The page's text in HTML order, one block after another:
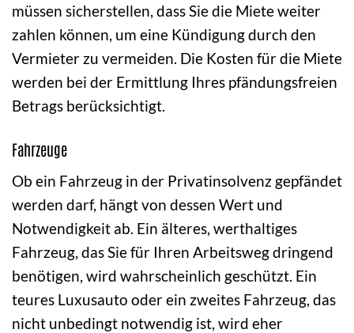
müssen sicherstellen, dass Sie die Miete weiter
zahlen können, um eine Kündigung durch den
Vermieter zu vermeiden. Die Kosten für die Miete
werden bei der Ermittlung Ihres pfändungsfreien
Betrags berücksichtigt.
Fahrzeuge
Ob ein Fahrzeug in der Privatinsolvenz gepfändet
werden darf, hängt von dessen Wert und
Notwendigkeit ab. Ein älteres, werthaltiges
Fahrzeug, das Sie für Ihren Arbeitsweg dringend
benötigen, wird wahrscheinlich geschützt. Ein
teures Luxusauto oder ein zweites Fahrzeug, das
nicht unbedingt notwendig ist, wird eher